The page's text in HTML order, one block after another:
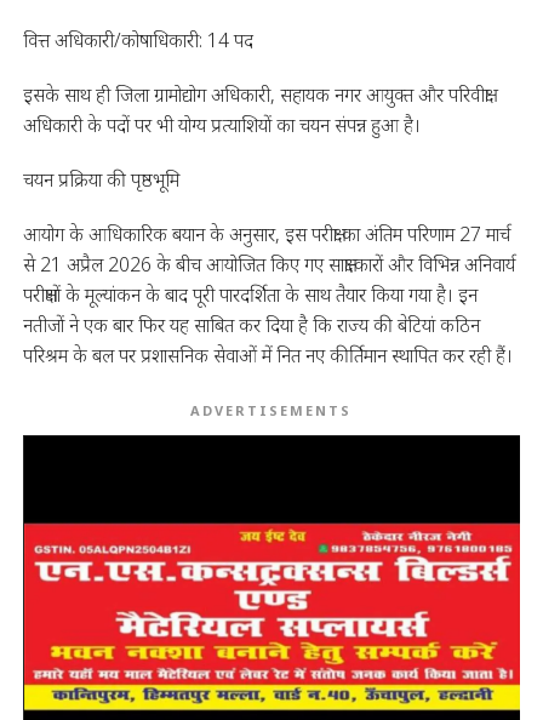
वित्त अधिकारी/कोषाधिकारी: 14 पद
इसके साथ ही जिला ग्रामोद्योग अधिकारी, सहायक नगर आयुक्त और परिवीक्षा
अधिकारी के पदों पर भी योग्य प्रत्याशियों का चयन संपन्न हुआ है।
चयन प्रक्रिया की पृष्ठभूमि
आयोग के आधिकारिक बयान के अनुसार, इस परीक्षा का अंतिम परिणाम 27 मार्च
से 21 अप्रैल 2026 के बीच आयोजित किए गए साक्षात्कारों और विभिन्न अनिवार्य
परीक्षणों के मूल्यांकन के बाद पूरी पारदर्शिता के साथ तैयार किया गया है। इन
नतीजों ने एक बार फिर यह साबित कर दिया है कि राज्य की बेटियां कठिन
परिश्रम के बल पर प्रशासनिक सेवाओं में नित नए कीर्तिमान स्थापित कर रही हैं।
ADVERTISEMENTS